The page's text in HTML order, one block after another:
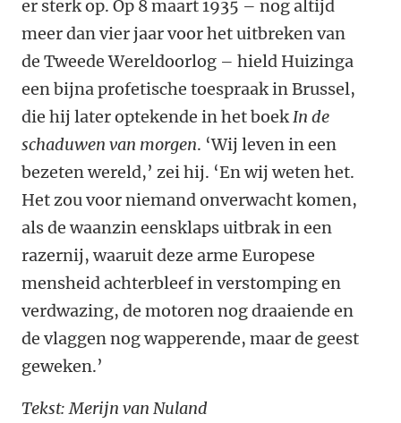
er sterk op. Op 8 maart 1935 – nog altijd
meer dan vier jaar voor het uitbreken van
de Tweede Wereldoorlog – hield Huizinga
een bijna profetische toespraak in Brussel,
die hij later optekende in het boekIn de
schaduwen van morgen. ‘Wij leven in een
bezeten wereld,’ zei hij. ‘En wij weten het.
Het zou voor niemand onverwacht komen,
als de waanzin eensklaps uitbrak in een
razernij, waaruit deze arme Europese
mensheid achterbleef in verstomping en
verdwazing, de motoren nog draaiende en
de vlaggen nog wapperende, maar de geest
geweken.’
Tekst: Merijn van Nuland